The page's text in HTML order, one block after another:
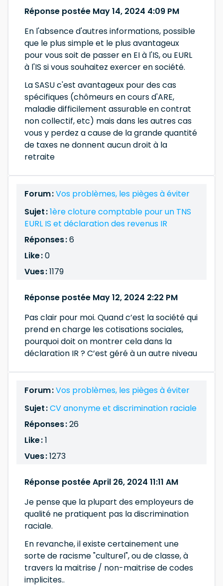
Réponse postée May 14, 2024 4:09 PM
En l'absence d'autres informations, possible
que le plus simple et le plus avantageux
pour vous soit de passer en EI à l'IS, ou EURL
à l'IS si vous souhaitez exercer en société.
La SASU c'est avantageux pour des cas
spécifiques (chômeurs en cours d'ARE,
maladie difficilement assurable en contrat
non collectif, etc) mais dans les autres cas
vous y perdez a cause de la grande quantité
de taxes ne donnent aucun droit à la
retraite
Forum :Vos problèmes, les pièges à éviter
Sujet :1ère cloture comptable pour un TNS
EURL IS et déclaration des revenus IR
Réponses :6
Like :0
Vues :1179
Réponse postée May 12, 2024 2:22 PM
Pas clair pour moi. Quand c’est la société qui
prend en charge les cotisations sociales,
pourquoi doit on montrer cela dans la
déclaration IR ? C’est géré à un autre niveau
Forum :Vos problèmes, les pièges à éviter
Sujet :CV anonyme et discrimination raciale
Réponses :26
Like :1
Vues :1273
Réponse postée April 26, 2024 11:11 AM
Je pense que la plupart des employeurs de
qualité ne pratiquent pas la discrimination
raciale.
En revanche, il existe certainement une
sorte de racisme "culturel", ou de classe, à
travers la maitrise / non-maitrise de codes
implicites..